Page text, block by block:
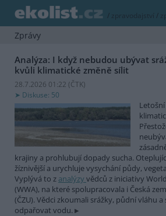
/ zpravodajství /
Zprávy
Analýza: I když nebudou ubývat
kvůli klimatické změně sílit
28.7.2026 01:22 (ČTK)
Diskuse: 50
krajiny a prohlubují dopady sucha.
žíznivější a urychluje vysychání půdy,
Vyplývá to z analýzy vědců z iniciativy
(WWA), na které spolupracovala i Česká
(ČZU). Vědci zkoumali srážky, půdní vláhu
odpařovat vodu.